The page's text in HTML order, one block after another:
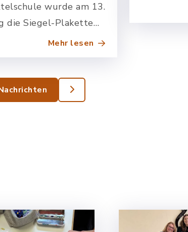
wurde am 13.
die Siegel-Plakette
Mehr lesen